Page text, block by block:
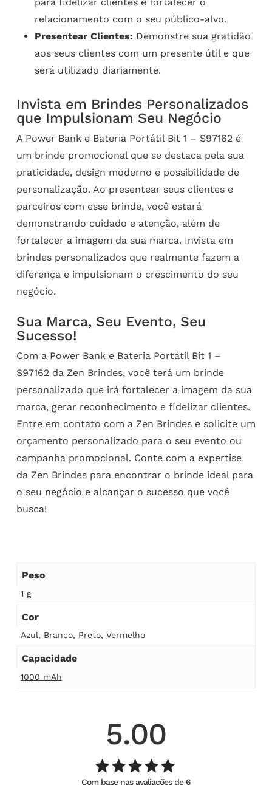
para fidelizar clientes e fortalecer o
relacionamento com o seu público-alvo.
Presentear Clientes: Demonstre sua gratidão
aos seus clientes com um presente útil e que
será utilizado diariamente.
Invista em Brindes Personalizados
que Impulsionam Seu Negócio
A Power Bank e Bateria Portátil Bit 1 – S97162 é
um brinde promocional que se destaca pela sua
praticidade, design moderno e possibilidade de
personalização. Ao presentear seus clientes e
parceiros com esse brinde, você estará
demonstrando cuidado e atenção, além de
fortalecer a imagem da sua marca. Invista em
brindes personalizados que realmente fazem a
diferença e impulsionam o crescimento do seu
negócio.
Sua Marca, Seu Evento, Seu
Sucesso!
Com a Power Bank e Bateria Portátil Bit 1 –
S97162 da Zen Brindes, você terá um brinde
personalizado que irá fortalecer a imagem da sua
marca, gerar reconhecimento e fidelizar clientes.
Entre em contato com a Zen Brindes e solicite um
orçamento personalizado para o seu evento ou
campanha promocional. Conte com a expertise
da Zen Brindes para encontrar o brinde ideal para
o seu negócio e alcançar o sucesso que você
busca!
Peso
1 g
Cor
Azul, Branco, Preto, Vermelho
Capacidade
1000 mAh
5.00
Com base nas avaliações de 6